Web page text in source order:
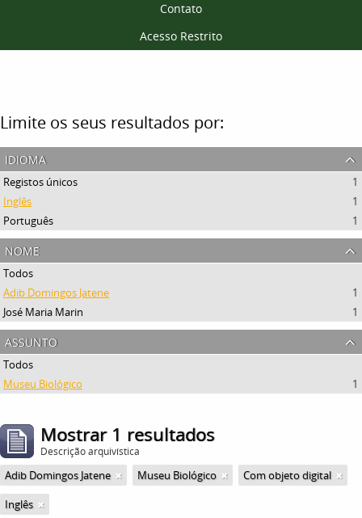
Contato
Acesso Restrito
Limite os seus resultados por:
idioma
Registos únicos
1
Inglês
1
Português
1
nome
Todos
Adib Domingos Jatene
1
José Maria Marin
1
assunto
Todos
Museu Biológico
1
Mostrar 1 resultados
Descrição arquivística
Adib Domingos Jatene Museu Biológico
Com objeto digital
Inglês